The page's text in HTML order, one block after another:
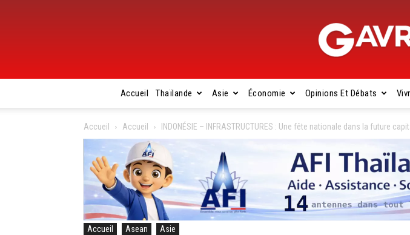
Accueil Thaïlande Asie Économie Opinions Et Débats
Accueil Accueil INDONÉSIE – INFRASTRUCTURES : Une fête nationale dans la future
Accueil Asean Asie